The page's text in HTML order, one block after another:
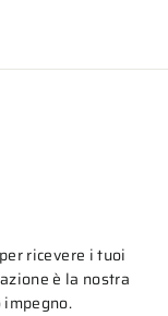
per ricevere i tuoi
è la nostra